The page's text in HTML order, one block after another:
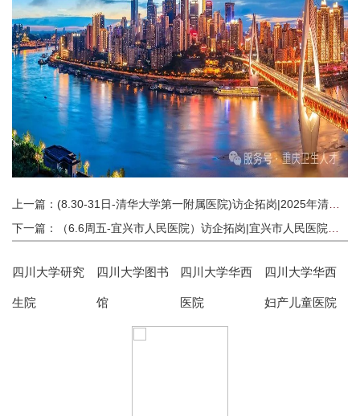
上一篇：(8.30-31日-清华大学第一附属医院)访企拓岗|2025年清华大学第一附属医院未来医学家启航营
下一篇：（6.6周五-宜兴市人民医院）访企拓岗|宜兴市人民医院诚邀各大院校博士共赴宜兴盛夏之约
四川大学研究
生院
四川大学图书
馆
四川大学华西
医院
四川大学华西
妇产儿童医院